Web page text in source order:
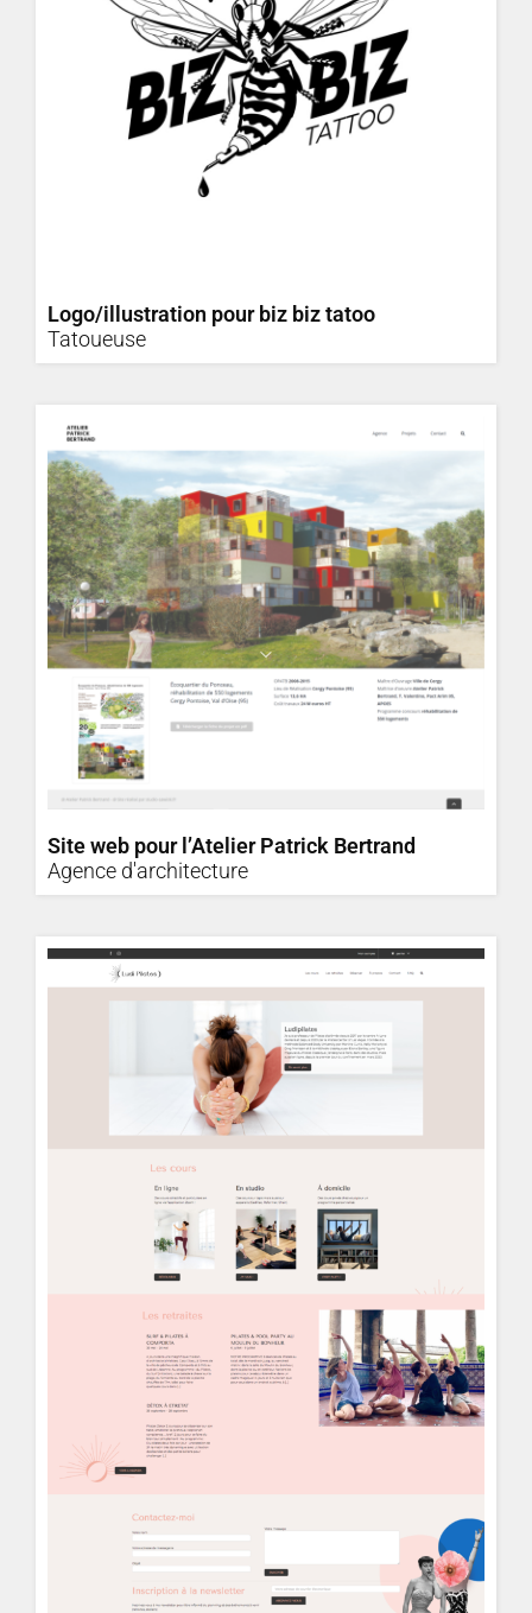
Logo/illustration pour biz biz tatoo
Tatoueuse
Site web pour l’Atelier Patrick Bertrand
Agence d'architecture